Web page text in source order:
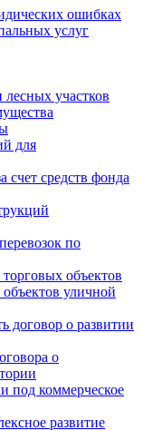
ошибках
услуг
участков
для
счет средств фонда
по
объектов
уличной
договор о развитии
о
под коммерческое
развитие